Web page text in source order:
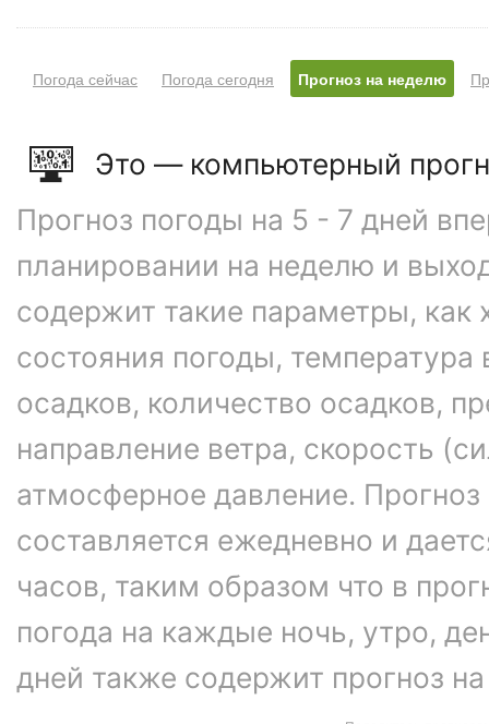
Погода сейчас Погода сегодня Прогноз на неделю
Это — компьютерный
Прогноз погоды на 5 - 7 дней
планировании на неделю и
содержит такие параметры, как
состояния погоды, температура
осадков, количество осадков,
направление ветра, скорость
атмосферное давление.
составляется ежедневно и
часов, таким образом что в
погода на каждые ночь, утро,
дней также содержит прогноз